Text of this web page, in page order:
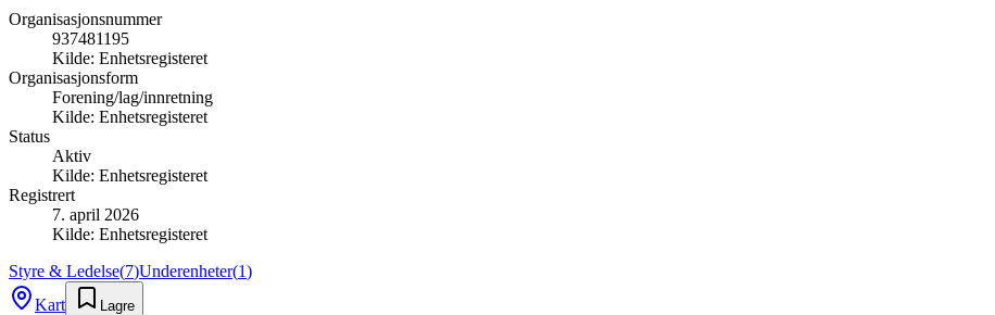
Organisasjonsnummer
937481195
Kilde: Enhetsregisteret
Organisasjonsform
Forening/lag/innretning
Kilde: Enhetsregisteret
Status
Aktiv
Kilde: Enhetsregisteret
Registrert
7. april 2026
Kilde: Enhetsregisteret
Styre & Ledelse(7)Underenheter(1)
Kart
Lagre